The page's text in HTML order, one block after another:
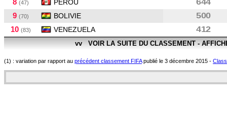
8 (47) PEROU
644
9 (70) BOLIVIE
500
10 (83) VENEZUELA 412
vv VOIR LA SUITE DU CLASSEMENT -
(1) : variation par rapport au précédent classement FIFApublié le 3 décembre 2015 -